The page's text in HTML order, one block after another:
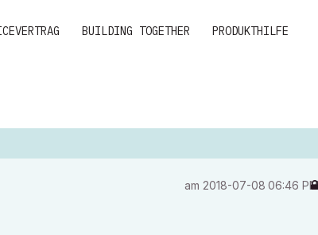
BUILDING TOGETHER PRODUKTHILFE
am ‎2018-07-08 06:46 PM